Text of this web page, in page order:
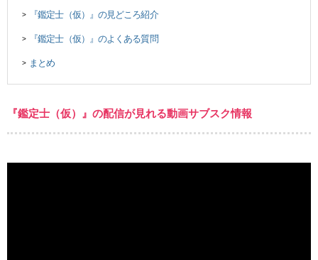
> 『鑑定士（仮）』の見どころ紹介
> 『鑑定士（仮）』のよくある質問
> まとめ
『鑑定士（仮）』の配信が見れる動画サブスク情報